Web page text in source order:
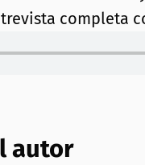
completa
autor